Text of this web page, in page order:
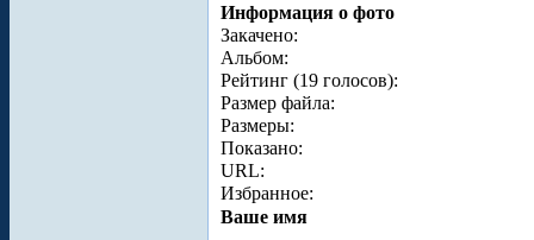
Информация о фото
Закачено:
Альбом:
Рейтинг (19 голосов):
Размер файла:
Размеры:
Показано:
URL:
Избранное:
Ваше имя